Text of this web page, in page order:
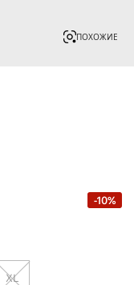
ПОХОЖИЕ
-10%
XL